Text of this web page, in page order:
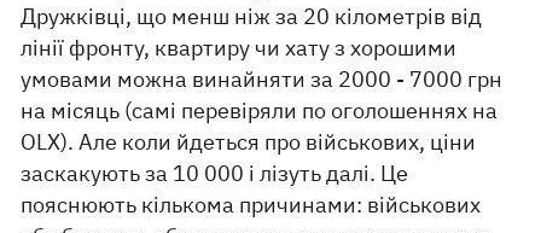
Дружківці, що менш ніж за 20 кілометрів від
лінії фронту, квартиру чи хату з хорошими
умовами можна винайняти за 2000 - 7000 грн
на місяць (самі перевіряли по оголошеннях на
OLX). Але коли йдеться про військових, ціни
заскакують за 10 000 і лізуть далі. Це
пояснюють кількома причинами: військових